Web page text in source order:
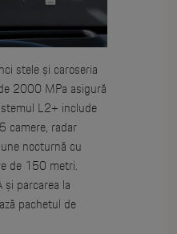
stele și caroseria
2000 MPa asigură
L2+ include
camere, radar
nocturnă cu
de 150 metri.
și parcarea la
pachetul de